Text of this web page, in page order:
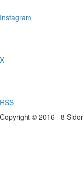
Instagram
X
RSS
Copyright © 2016 - 8 Sidor